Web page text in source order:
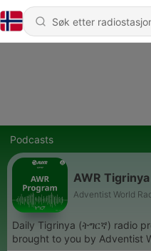
Podcasts
AWR
Adventist World
Daily Tigrinya (ትግርኛ) radio
brought to you by Adventist